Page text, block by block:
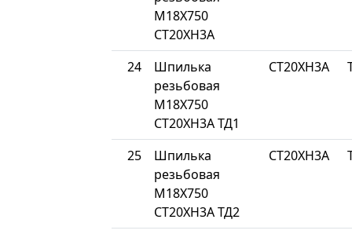
М18Х750
СТ20ХН3А
24
Шпилька
резьбовая
М18Х750
СТ20ХН3А ТД1
СТ20ХН3А
25
Шпилька
резьбовая
М18Х750
СТ20ХН3А ТД2
СТ20ХН3А